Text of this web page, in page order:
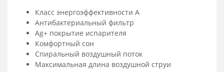
Класс энергоэффективности A
Антибактериальный фильтр
Ag+ покрытие испарителя
Комфортный сон
Спиральный воздушный поток
Максимальная длина воздушной струи